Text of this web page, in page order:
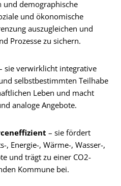
und demographische
und ökonomische
auszugleichen und
Prozesse zu sichern.
sie verwirklicht integrative
selbstbestimmten Teilhabe
Leben und macht
analoge Angebote.
– sie fördert
Energie-, Wärme-, Wasser-,
und trägt zu einer CO2-
Kommune bei.